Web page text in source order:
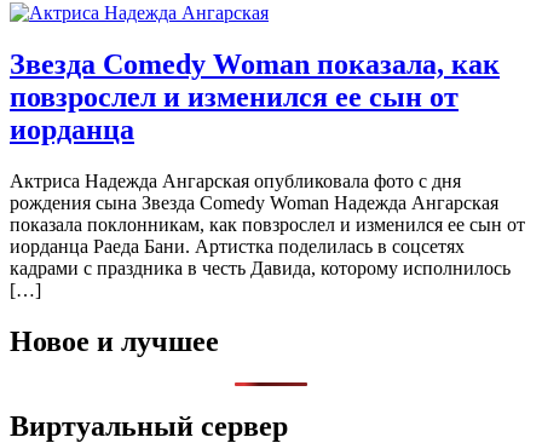
Звезда Comedy Woman показала, как
повзрослел и изменился ее сын от
иорданца
Актриса Надежда Ангарская опубликовала фото с дня
рождения сына Звезда Comedy Woman Надежда Ангарская
показала поклонникам, как повзрослел и изменился ее сын от
иорданца Раеда Бани. Артистка поделилась в соцсетях
кадрами с праздника в честь Давида, которому исполнилось
[…]
Новое и лучшее
Виртуальный сервер